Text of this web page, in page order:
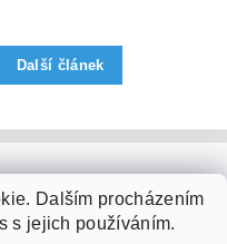
Další článek
Dalším procházením
s jejich používáním.